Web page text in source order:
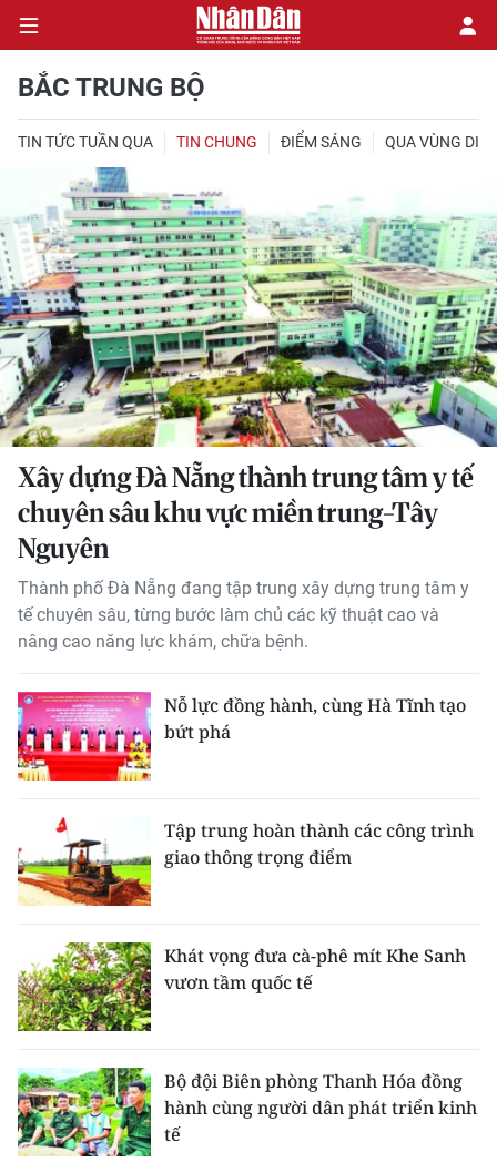
CHÍNH TRỊ
KINH TẾ
VĂN HÓA
XÃ HỘI
PHÁP LUẬT
DU LỊCH
THẾ GIỚI
THỂ THAO
GIÁO DỤC
Y TẾ
MÔI TRƯỜNG
KIỂM CHỨNG THÔNG TIN
TRI THỨC CHUYÊN SÂU
54 DÂN TỘC VIỆT NAM
CHƯƠNG TRÌNH OCOP - MỖI XÃ
MỘT SẢN PHẨM
RADIO
MEDIA CENTER
BẮC TRUNG BỘ
TIN TỨC TUẦN QUA TIN CHUNG ĐIỂM SÁNG QUA VÙNG DI
Xây dựng Đà Nẵng thành trung tâm y tế
chuyên sâu khu vực miền trung-Tây
Nguyên
Thành phố Đà Nẵng đang tập trung xây dựng trung tâm y
tế chuyên sâu, từng bước làm chủ các kỹ thuật cao và
nâng cao năng lực khám, chữa bệnh.
Nỗ lực đồng hành, cùng Hà Tĩnh tạo
bứt phá
Tập trung hoàn thành các công trình
giao thông trọng điểm
Khát vọng đưa cà-phê mít Khe Sanh
vươn tầm quốc tế
Bộ đội Biên phòng Thanh Hóa đồng
hành cùng người dân phát triển kinh
tế